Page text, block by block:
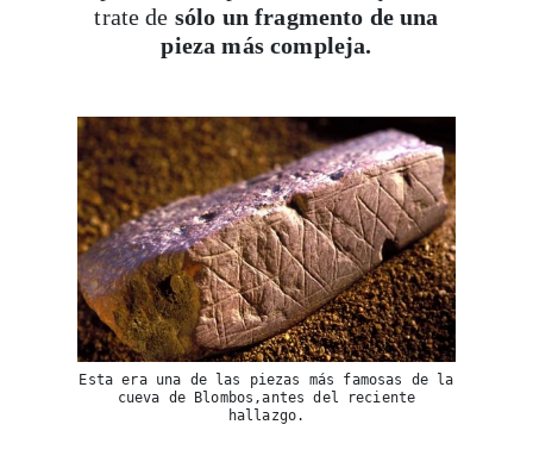
trate de sólo un fragmento de una
pieza más compleja.
Esta era una de las piezas más famosas de la
cueva de Blombos,antes del reciente
hallazgo.